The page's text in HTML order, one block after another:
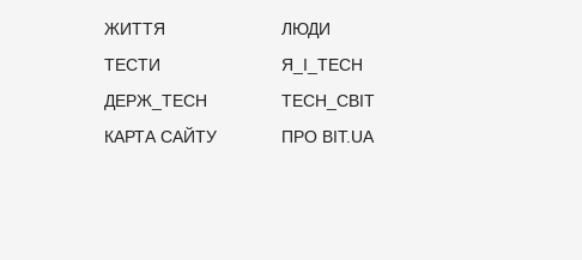
ЖИТТЯ
ЛЮДИ
ТЕСТИ
Я_І_TECH
ДЕРЖ_TECH
TECH_СВІТ
КАРТА САЙТУ
ПРО BIT.UA